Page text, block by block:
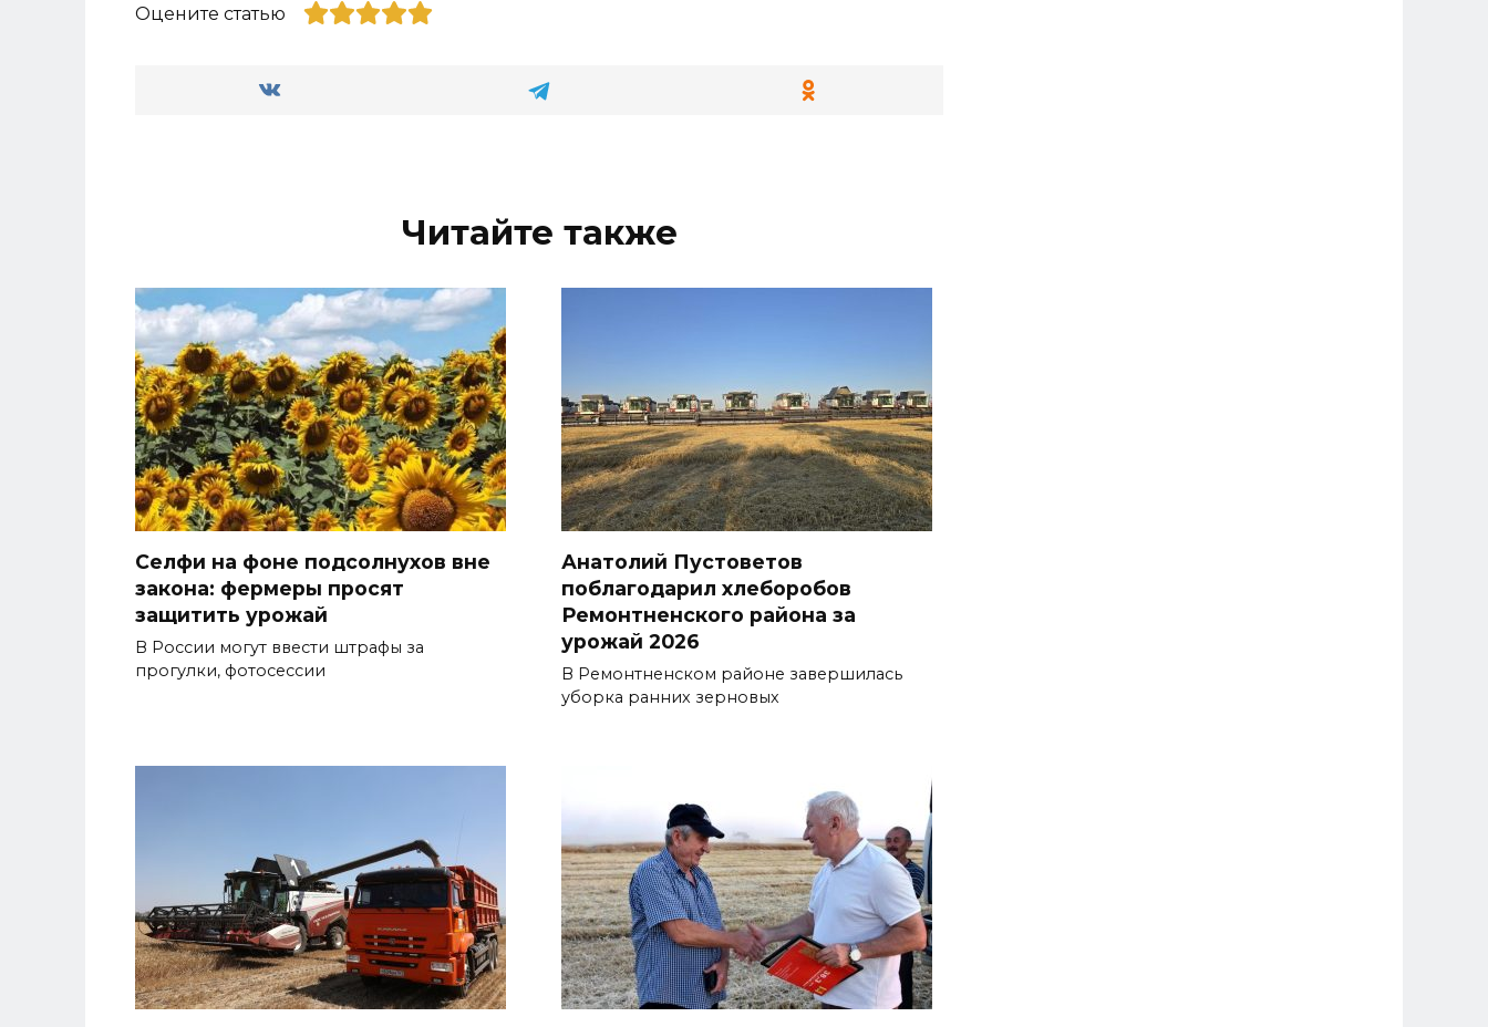
Оцените статью
Читайте также
Селфи на фоне подсолнухов вне
закона: фермеры просят
защитить урожай
В России могут ввести штрафы за
прогулки, фотосессии
Анатолий Пустоветов
поблагодарил хлеборобов
Ремонтненского района за
урожай 2026
В Ремонтненском районе завершилась
уборка ранних зерновых